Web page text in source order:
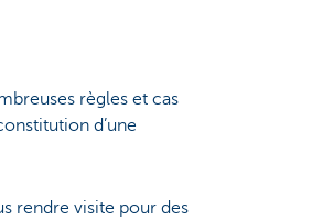
règles et cas
d’une
rendre visite pour des